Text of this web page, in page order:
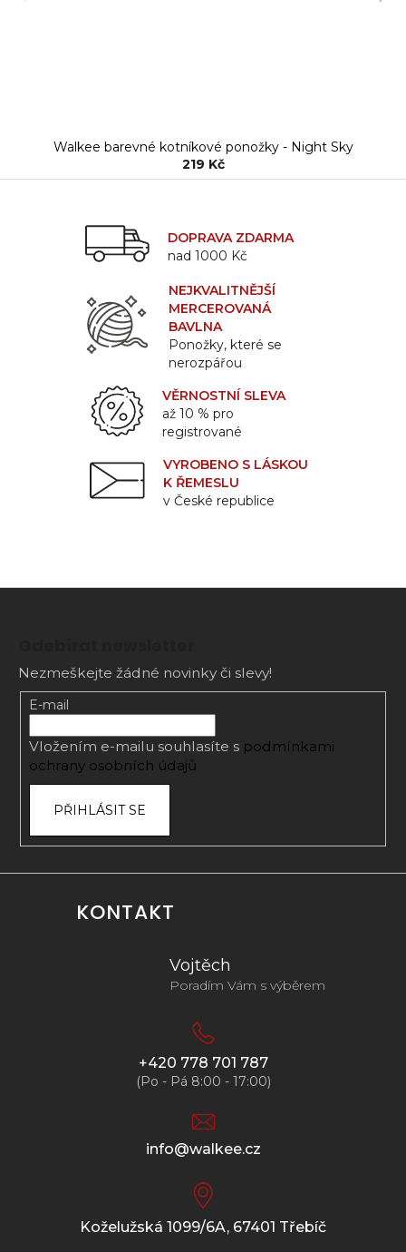
Walkee barevné kotníkové ponožky - Night Sky
219 Kč
DOPRAVA ZDARMA
nad 1000 Kč
NEJKVALITNĚJŠÍ
MERCEROVANÁ
BAVLNA
Ponožky, které se
nerozpářou
VĚRNOSTNÍ SLEVA
až 10 % pro
registrované
VYROBENO S LÁSKOU
K ŘEMESLU
v České republice
Nezmeškejte žádné novinky či slevy!
E-mail
Vložením e-mailu souhlasíte s podmínkami
ochrany osobních údajů
PŘIHLÁSIT SE
KONTAKT
Vojtěch
Poradím Vám s výběrem
+420 778 701 787
(Po - Pá 8:00 - 17:00)
info@walkee.cz
Koželužská 1099/6A, 67401 Třebíč